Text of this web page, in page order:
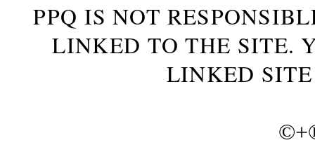
PPQ IS NOT
LINKED TO THE SITE.
LINKED
©+